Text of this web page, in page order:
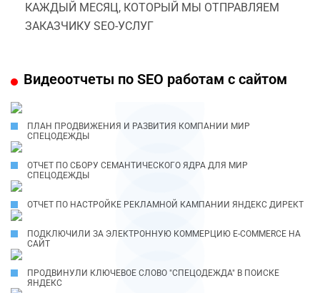
КАЖДЫЙ МЕСЯЦ, КОТОРЫЙ МЫ ОТПРАВЛЯЕМ
ЗАКАЗЧИКУ SEO-УСЛУГ
Видеоотчеты по SEO работам с сайтом
ПЛАН ПРОДВИЖЕНИЯ И РАЗВИТИЯ КОМПАНИИ МИР
СПЕЦОДЕЖДЫ
ОТЧЕТ ПО СБОРУ СЕМАНТИЧЕСКОГО ЯДРА ДЛЯ МИР
СПЕЦОДЕЖДЫ
ОТЧЕТ ПО НАСТРОЙКЕ РЕКЛАМНОЙ КАМПАНИИ ЯНДЕКС ДИРЕКТ
ПОДКЛЮЧИЛИ ЗА ЭЛЕКТРОННУЮ КОММЕРЦИЮ E-COMMERCE НА
САЙТ
ПРОДВИНУЛИ КЛЮЧЕВОЕ СЛОВО "СПЕЦОДЕЖДА" В ПОИСКЕ
ЯНДЕКС